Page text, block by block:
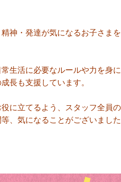
精神・発達が気になるお子さま
生活に必要なルールや力を身
長も支援しています。
に立てるよう、スタッフ全員
、気になることがございまし